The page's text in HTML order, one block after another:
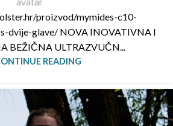
proizvod/mymides-c10-
dvije-glave/ NOVA INOVATIVNA I
BEŽIČNA ULTRAZVUČN...
READING